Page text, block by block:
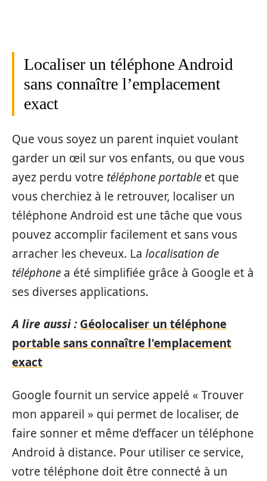
Localiser un téléphone Android
sans connaître l’emplacement
exact
Que vous soyez un parent inquiet voulant
garder un œil sur vos enfants, ou que vous
ayez perdu votre téléphone portable et que
vous cherchiez à le retrouver, localiser un
téléphone Android est une tâche que vous
pouvez accomplir facilement et sans vous
arracher les cheveux. La localisation de
téléphone a été simplifiée grâce à Google et à
ses diverses applications.
A lire aussi : Géolocaliser un téléphone
portable sans connaître l'emplacement
exact
Google fournit un service appelé « Trouver
mon appareil » qui permet de localiser, de
faire sonner et même d’effacer un téléphone
Android à distance. Pour utiliser ce service,
votre téléphone doit être connecté à un